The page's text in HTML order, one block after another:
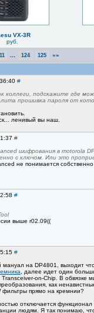
VX-3R
руб.
124 125 »»
#
коллеги, подскажите где
прошивка пароля от
ленивый вы наш.
#
шифрования в motorola
с ключом. Или это
не понимается
#
выше r02.09((
#
мануал на DP4801, выходит
, далее идет один
on-Chip. В обвязке
как
фильтры прямо на кремнии?
отключается функционал
людям. Я так понимаю,